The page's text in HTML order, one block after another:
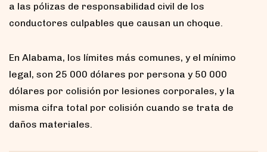
a las pólizas de responsabilidad civil de los
conductores culpables que causan un choque.
En Alabama, los límites más comunes, y el mínimo
legal, son 25 000 dólares por persona y 50 000
dólares por colisión por lesiones corporales, y la
misma cifra total por colisión cuando se trata de
daños materiales.